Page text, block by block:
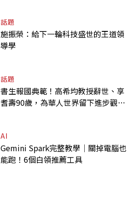
話題
施振榮：給下一輪科技盛世的王道領
導學
話題
書生報國典範！高希均教授辭世、享
耆壽90歲，為華人世界留下進步觀念
AI
Gemini Spark完整教學｜關掉電腦也
能跑！6個白領推薦工具